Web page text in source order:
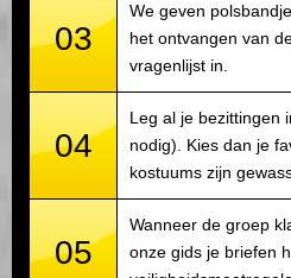
03
We geven
het ontvangen van
vragenlijst in.
04
Leg al je bezittingen
nodig). Kies dan je
kostuums zijn
05
Wanneer de groep
onze gids je briefen